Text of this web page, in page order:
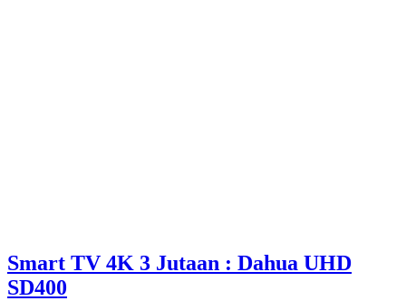
Smart TV 4K 3 Jutaan : Dahua UHD
SD400